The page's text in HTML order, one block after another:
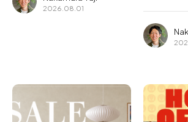
2026.08.01